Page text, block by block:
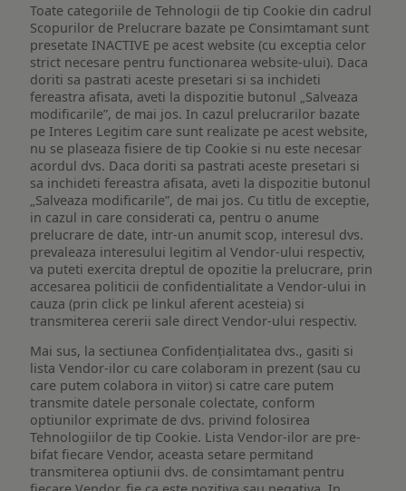
Toate categoriile de Tehnologii de tip Cookie din cadrul
Scopurilor de Prelucrare bazate pe Consimtamant sunt
presetate INACTIVE pe acest website (cu exceptia celor
strict necesare pentru functionarea website-ului). Daca
doriti sa pastrati aceste presetari si sa inchideti
fereastra afisata, aveti la dispozitie butonul „Salveaza
modificarile”, de mai jos. In cazul prelucrarilor bazate
pe Interes Legitim care sunt realizate pe acest website,
nu se plaseaza fisiere de tip Cookie si nu este necesar
acordul dvs. Daca doriti sa pastrati aceste presetari si
sa inchideti fereastra afisata, aveti la dispozitie butonul
„Salveaza modificarile”, de mai jos. Cu titlu de exceptie,
in cazul in care considerati ca, pentru o anume
prelucrare de date, intr-un anumit scop, interesul dvs.
prevaleaza interesului legitim al Vendor-ului respectiv,
va puteti exercita dreptul de opozitie la prelucrare, prin
accesarea politicii de confidentialitate a Vendor-ului in
cauza (prin click pe linkul aferent acesteia) si
transmiterea cererii sale direct Vendor-ului respectiv.
Mai sus, la sectiunea Confidențialitatea dvs., gasiti si
lista Vendor-ilor cu care colaboram in prezent (sau cu
care putem colabora in viitor) si catre care putem
transmite datele personale colectate, conform
optiunilor exprimate de dvs. privind folosirea
Tehnologiilor de tip Cookie. Lista Vendor-ilor are pre-
bifat fiecare Vendor, aceasta setare permitand
transmiterea optiunii dvs. de consimtamant pentru